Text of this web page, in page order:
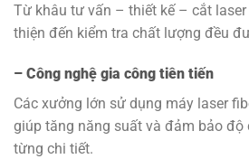
Từ khâu tư vấn – thiết kế – cắt
thiện đến kiểm tra chất lượng đều
– Công nghệ gia công tiên tiến
Các xưởng lớn sử dụng máy laser
giúp tăng năng suất và đảm bảo độ
từng chi tiết.